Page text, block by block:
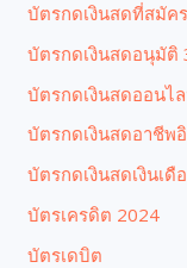
บัตรกดเงินสดที่สมัค
บัตรกดเงินสดอนุมัติ
บัตรกดเงินสดออนไ
บัตรกดเงินสดอาชีพ
บัตรกดเงินสดเงินเดื
บัตรเครดิต 2024
บัตรเดบิต